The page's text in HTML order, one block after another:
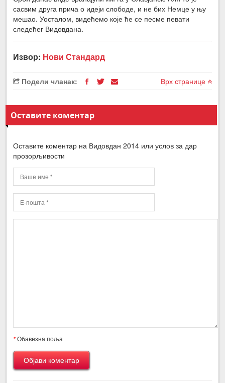
сасвим друга прича о идеји слободе, и не бих Немце у њу
мешао. Уосталом, видећемо које ће се песме певати
следећег Видовдана.
Извор: Нови Стандард
Подели чланак: Врх странице
Оставите коментар
Оставите коментар на Видовдан 2014 или услов за дар
прозорљивости
*Обавезна поља